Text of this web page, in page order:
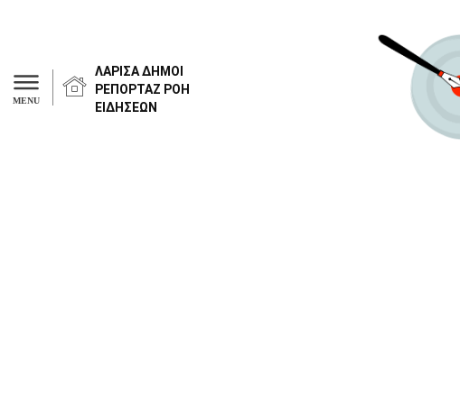
MENU
ΛΑΡΙΣΑ ΔΗΜΟΙ
ΡΕΠΟΡΤΑΖ ΡΟΗ
ΕΙΔΗΣΕΩΝ